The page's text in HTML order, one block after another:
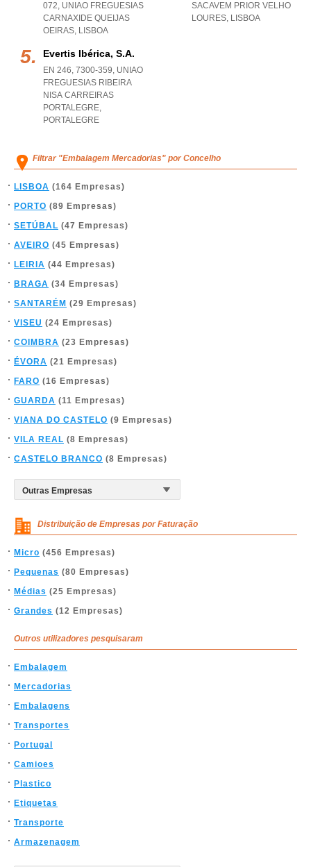
072, UNIAO FREGUESIAS
CARNAXIDE QUEIJAS
OEIRAS, LISBOA
Evertis Ibérica, S.a.
EN 246, 7300-359, UNIAO
FREGUESIAS RIBEIRA
NISA CARREIRAS
PORTALEGRE,
PORTALEGRE
SACAVEM PRIOR VELHO
LOURES, LISBOA
Filtrar "Embalagem Mercadorias" por Concelho
LISBOA (164 Empresas)
PORTO (89 Empresas)
SETÚBAL (47 Empresas)
AVEIRO (45 Empresas)
LEIRIA (44 Empresas)
BRAGA (34 Empresas)
SANTARÉM (29 Empresas)
VISEU (24 Empresas)
COIMBRA (23 Empresas)
ÉVORA (21 Empresas)
FARO (16 Empresas)
GUARDA (11 Empresas)
VIANA DO CASTELO (9 Empresas)
VILA REAL (8 Empresas)
CASTELO BRANCO (8 Empresas)
Distribuição de Empresas por Faturação
Micro (456 Empresas)
Pequenas (80 Empresas)
Médias (25 Empresas)
Grandes (12 Empresas)
Outros utilizadores pesquisaram
Embalagem
Mercadorias
Embalagens
Transportes
Portugal
Camioes
Plastico
Etiquetas
Transporte
Armazenagem